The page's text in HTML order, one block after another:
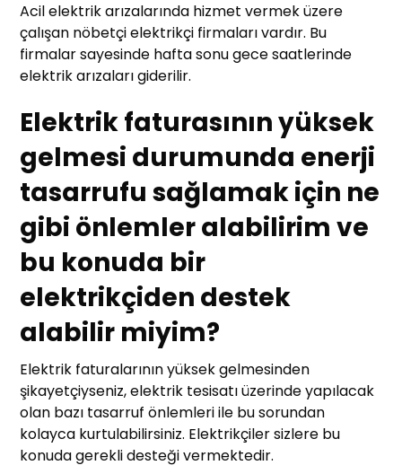
Acil elektrik arızalarında hizmet vermek üzere
çalışan nöbetçi elektrikçi firmaları vardır. Bu
firmalar sayesinde hafta sonu gece saatlerinde
elektrik arızaları giderilir.
Elektrik faturasının yüksek
gelmesi durumunda enerji
tasarrufu sağlamak için ne
gibi önlemler alabilirim ve
bu konuda bir
elektrikçiden destek
alabilir miyim?
Elektrik faturalarının yüksek gelmesinden
şikayetçiyseniz, elektrik tesisatı üzerinde yapılacak
olan bazı tasarruf önlemleri ile bu sorundan
kolayca kurtulabilirsiniz. Elektrikçiler sizlere bu
konuda gerekli desteği vermektedir.